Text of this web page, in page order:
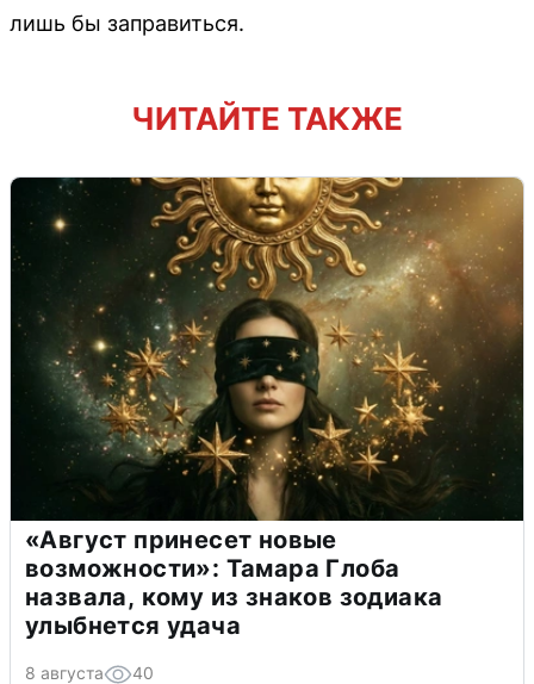
лишь бы заправиться.
ЧИТАЙТЕ ТАКЖЕ
«Август принесет новые
возможности»: Тамара Глоба
назвала, кому из знаков зодиака
улыбнется удача
8 августа 40